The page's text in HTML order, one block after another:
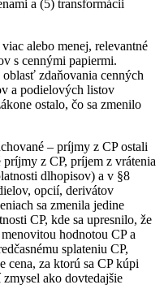
a (5) transformácii
alebo menej, relevantné
s cennými papiermi.
zdaňovania cenných
a podielových listov
ostalo, čo sa zmenilo
– príjmy z CP ostali
z CP, príjem z vrátenia
dlhopisov) a v §8
opcií, derivátov
sa zmenila jedine
CP, kde sa upresnilo, že
hodnotou CP a
splateniu CP,
cena, za ktorú sa CP kúpi
ako dovtedajšie